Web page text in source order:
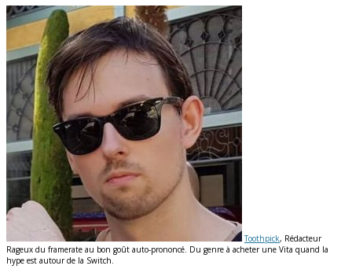
Toothpick, Rédacteur
Rageux du framerate au bon goût auto-prononcé. Du genre à acheter une Vita quand la
hype est autour de la Switch.